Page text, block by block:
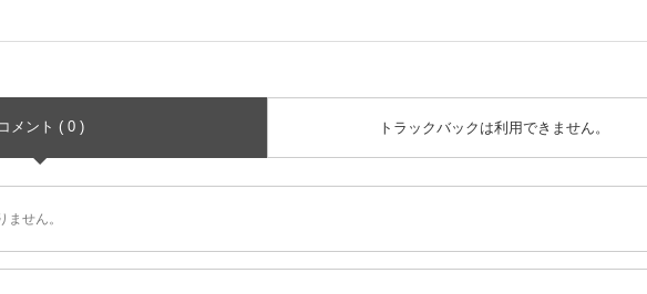
コメント ( 0 ) トラックバックは利用できません。
ません。